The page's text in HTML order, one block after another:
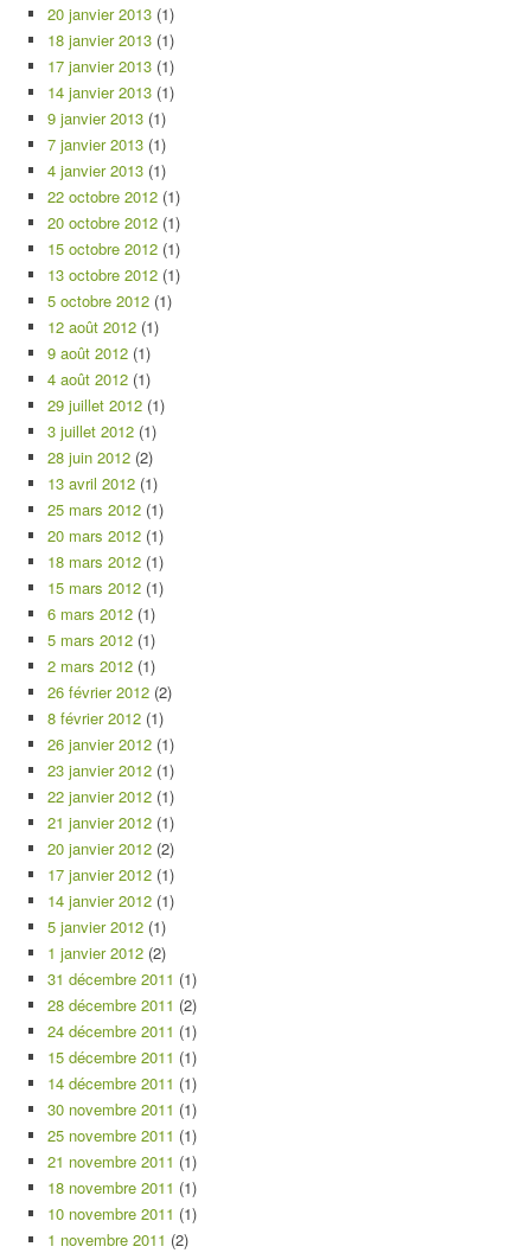
20 janvier 2013 (1)
18 janvier 2013 (1)
17 janvier 2013 (1)
14 janvier 2013 (1)
9 janvier 2013 (1)
7 janvier 2013 (1)
4 janvier 2013 (1)
22 octobre 2012 (1)
20 octobre 2012 (1)
15 octobre 2012 (1)
13 octobre 2012 (1)
5 octobre 2012 (1)
12 août 2012 (1)
9 août 2012 (1)
4 août 2012 (1)
29 juillet 2012 (1)
3 juillet 2012 (1)
28 juin 2012 (2)
13 avril 2012 (1)
25 mars 2012 (1)
20 mars 2012 (1)
18 mars 2012 (1)
15 mars 2012 (1)
6 mars 2012 (1)
5 mars 2012 (1)
2 mars 2012 (1)
26 février 2012 (2)
8 février 2012 (1)
26 janvier 2012 (1)
23 janvier 2012 (1)
22 janvier 2012 (1)
21 janvier 2012 (1)
20 janvier 2012 (2)
17 janvier 2012 (1)
14 janvier 2012 (1)
5 janvier 2012 (1)
1 janvier 2012 (2)
31 décembre 2011 (1)
28 décembre 2011 (2)
24 décembre 2011 (1)
15 décembre 2011 (1)
14 décembre 2011 (1)
30 novembre 2011 (1)
25 novembre 2011 (1)
21 novembre 2011 (1)
18 novembre 2011 (1)
10 novembre 2011 (1)
1 novembre 2011 (2)